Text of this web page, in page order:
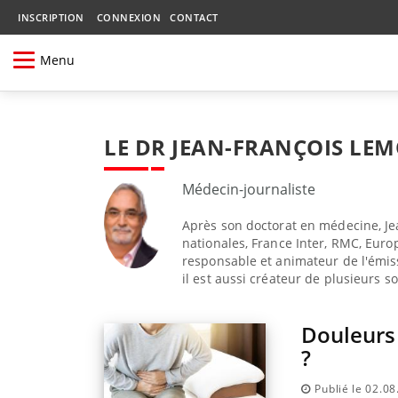
INSCRIPTION CONNEXION CONTACT
Menu
LE DR JEAN-FRANÇOIS
Médecin-journaliste
Après son doctorat en médecine,
nationales, France Inter, RMC,
responsable et animateur de
il est aussi créateur de plusieurs
?
Publié le